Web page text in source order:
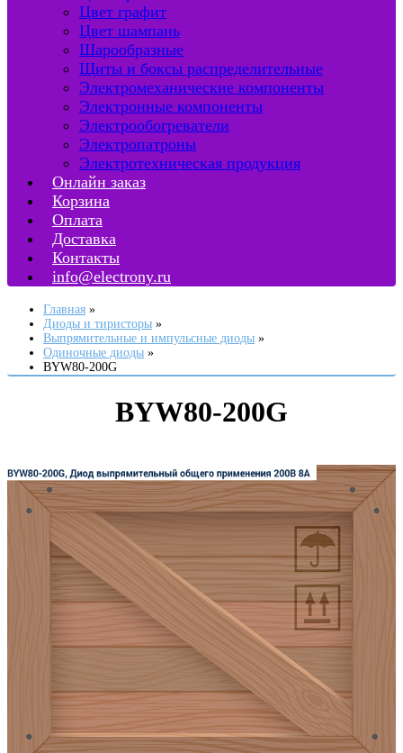
Цвет графит
Цвет шампань
Шарообразные
Щиты и боксы распределительные
Электромеханические компоненты
Электронные компоненты
Электрообогреватели
Электропатроны
Электротехническая продукция
Онлайн заказ
Корзина
Оплата
Доставка
Контакты
info@electrony.ru
Главная
Диоды и тиристоры
Выпрямительные и импульсные диоды
Одиночные диоды
BYW80-200G
BYW80-200G